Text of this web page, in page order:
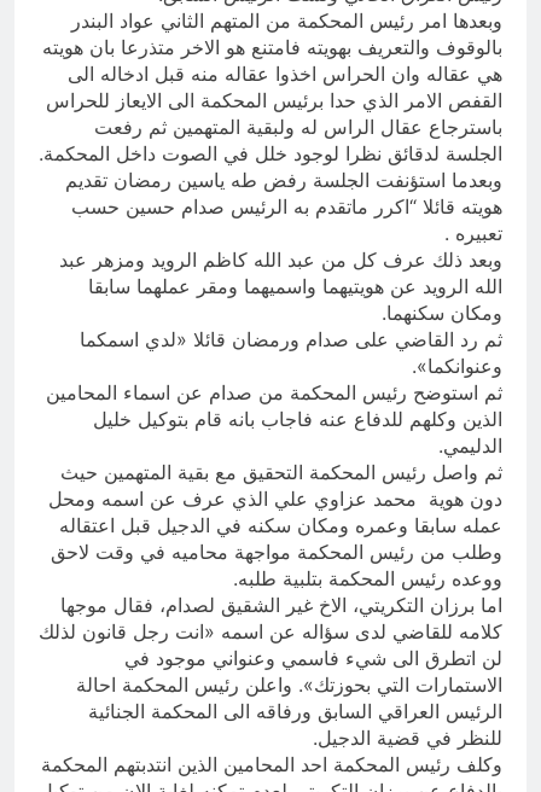
وبعدها امر رئيس المحكمة من المتهم الثاني عواد البندر
بالوقوف والتعريف بهويته فامتنع هو الاخر متذرعا بان هويته
هي عقاله وان الحراس اخذوا عقاله منه قبل ادخاله الى
القفص الامر الذي حدا برئيس المحكمة الى الايعاز للحراس
باسترجاع عقال الراس له ولبقية المتهمين ثم رفعت
الجلسة لدقائق نظرا لوجود خلل في الصوت داخل المحكمة.
وبعدما استؤنفت الجلسة رفض طه ياسين رمضان تقديم
هويته قائلا “اكرر ماتقدم به الرئيس صدام حسين حسب
تعبيره .
وبعد ذلك عرف كل من عبد الله كاظم الرويد ومزهر عبد
الله الرويد عن هويتيهما واسميهما ومقر عملهما سابقا
ومكان سكنهما.
ثم رد القاضي على صدام ورمضان قائلا «لدي اسمكما
وعنوانكما».
ثم استوضح رئيس المحكمة من صدام عن اسماء المحامين
الذين وكلهم للدفاع عنه فاجاب بانه قام بتوكيل خليل
الدليمي.
ثم واصل رئيس المحكمة التحقيق مع بقية المتهمين حيث
دون هوية محمد عزاوي علي الذي عرف عن اسمه ومحل
عمله سابقا وعمره ومكان سكنه في الدجيل قبل اعتقاله
وطلب من رئيس المحكمة مواجهة محاميه في وقت لاحق
ووعده رئيس المحكمة بتلبية طلبه.
اما برزان التكريتي، الاخ غير الشقيق لصدام، فقال موجها
كلامه للقاضي لدى سؤاله عن اسمه «انت رجل قانون لذلك
لن اتطرق الى شيء فاسمي وعنواني موجود في
الاستمارات التي بحوزتك». واعلن رئيس المحكمة احالة
الرئيس العراقي السابق ورفاقه الى المحكمة الجنائية
للنظر في قضية الدجيل.
وكلف رئيس المحكمة احد المحامين الذين انتدبتهم المحكمة